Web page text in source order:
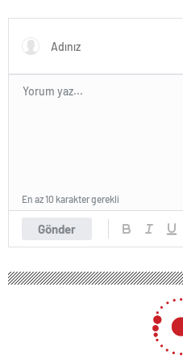
Gönder
En az 10 karakter gerekli